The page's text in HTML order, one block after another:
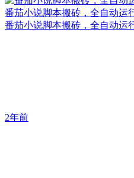
番茄小说脚本搬砖，全自动运
番茄小说脚本搬砖，全自动运
2年前